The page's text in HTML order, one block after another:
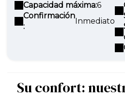
Capacidad máxima:6
Confirmación
:
Inmediato
Su confort: